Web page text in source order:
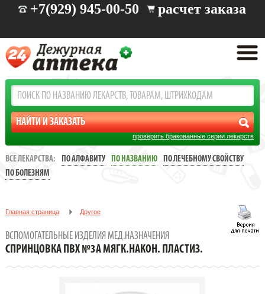
+7(929) 945-00-50 расчет заказа
проверить бракованные серии лекарств
ВСЕ ЛЕКАРСТВА: ПО АЛФАВИТУ ПО НАЗВАНИЮ
ПО ЛЕЧЕБНОМУ СВОЙСТВУ
ПО БОЛЕЗНЯМ
Главная страница Другое
СПРИНЦОВКА ПВХ №3А МЯГК.НАКОН. ПЛАСТИЗ.
ВСПОМОГАТЕЛЬНЫЕ ИЗДЕЛИЯ МЕД.НАЗНАЧЕНИЯ
СПРИНЦОВКА ПВХ №3А МЯГК.НАКОН. ПЛАСТИЗ.